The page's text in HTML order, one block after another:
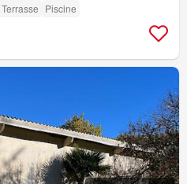
Terrasse Piscine